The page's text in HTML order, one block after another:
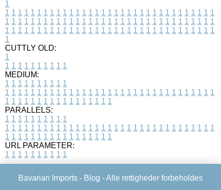
1
1 1 1 1 1 1 1 1 1 1 1 1 1 1 1 1 1 1 1 1 1 1 1 1 1 1 1 1 1 1 1 1 1
1 1 1 1 1 1 1 1 1 1 1 1 1 1 1 1 1 1 1 1 1 1 1 1 1 1 1 1 1 1 1 1 1
1 1 1 1 1 1 1 1 1 1 1 1 1 1 1 1 1 1 1 1 1 1 1 1 1 1 1 1 1 1 1 1 1
1
CUTTLY OLD:
1
1 1 1 1 1 1 1 1 1 1
MEDIUM:
1 1 1 1 1 1 1 1 1 1
1 1 1 1 1 1 1 1 1 1 1 1 1 1 1 1 1 1 1 1 1 1 1 1 1 1 1 1 1 1 1 1 1
1 1 1 1 1 1 1 1 1 1 1 1 1 1 1 1 1
PARALLELS:
1 1 1 1 1 1 1 1 1 1
1 1 1 1 1 1 1 1 1 1 1 1 1 1 1 1 1 1 1 1 1 1 1 1 1 1 1 1 1 1 1 1 1
1 1 1 1 1 1 1 1 1 1 1 1 1 1 1 1 1
URL PARAMETER:
1 1 1 1 1 1 1 1 1 1
Bavarian Imports - Blog - Alle rettigheder forbeholdes